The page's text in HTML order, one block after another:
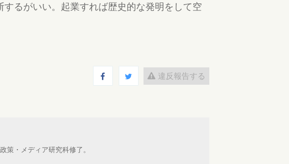
るがいい。起業すれば歴史的な発明をして空
違反報告する
策・メディア研究科修了。